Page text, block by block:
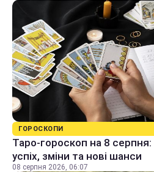
ГОРОСКОПИ
Таро-гороскоп на 8
успіх, зміни та нові шанси
08 серпня 2026, 06:07